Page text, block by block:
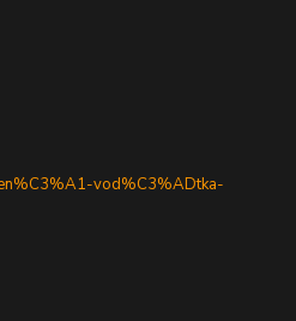
vod%C3%ADtka-